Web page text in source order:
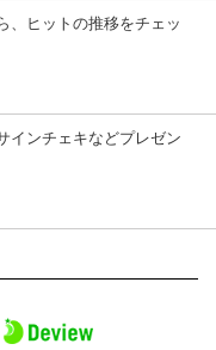
、ヒットの推移をチェッ
インチェキなどプレゼン